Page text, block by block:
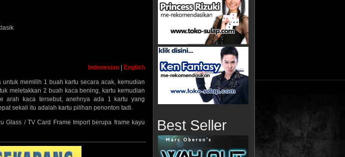
Indonesian
English
memilih 1 buah kartu secara acak, kemudian
meletakkan 2 buah kaca bening, kartu kemudian
arah kaca tersebut, anehnya ada 1 kartu yang
sekali itu adalah kartu pilihan penonton tadi.
Glass / TV Card Frame Import berupa frame kayu
Best Seller